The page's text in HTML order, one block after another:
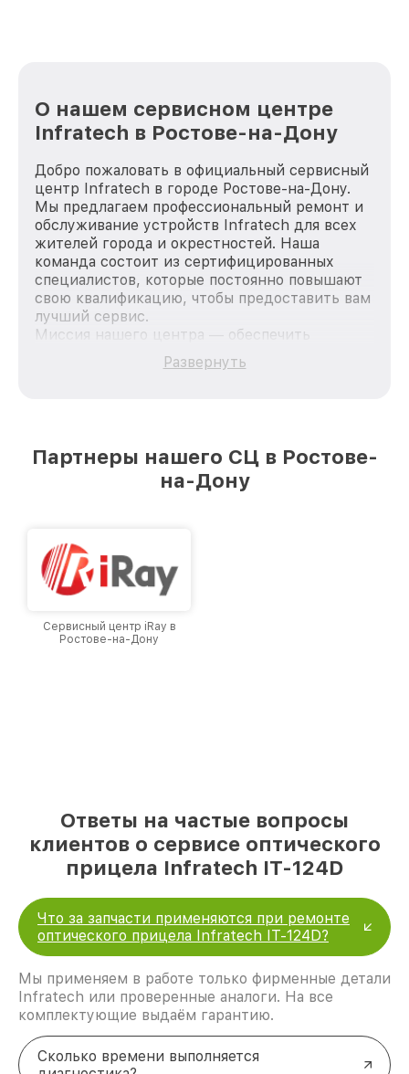
О нашем сервисном центре
Infratech в Ростове-на-Дону
Добро пожаловать в официальный сервисный
центр Infratech в городе Ростове-на-Дону.
Мы предлагаем профессиональный ремонт и
обслуживание устройств Infratech для всех
жителей города и окрестностей. Наша
команда состоит из сертифицированных
специалистов, которые постоянно повышают
свою квалификацию, чтобы предоставить вам
лучший сервис.
Миссия нашего центра — обеспечить
качественный и доступный ремонт для
каждого пользователя продукции Infratech,
лучшим сервисным центром Infratech в
городе Ростове-на-Дону, постоянно повышая
Развернуть
Партнеры нашего СЦ в Ростове-
на-Дону
Сервисный центр iRay в
Ростове-на-Дону
Ответы на частые вопросы
клиентов о сервисе оптического
прицела Infratech IT-124D
Что за запчасти применяются при ремонте
оптического прицела Infratech IT-124D?
Мы применяем в работе только фирменные детали
Infratech или проверенные аналоги. На все
комплектующие выдаём гарантию.
Сколько времени выполняется